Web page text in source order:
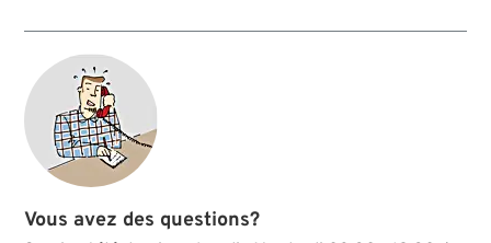
récalcitrants. Avec
sa formule spéciale
à base de lithium, la
graisse Pan-a-
Grease offre une
lubrification et une
protection à long
rechange. Adaptées
est doté d’un
Vous avez des questions?